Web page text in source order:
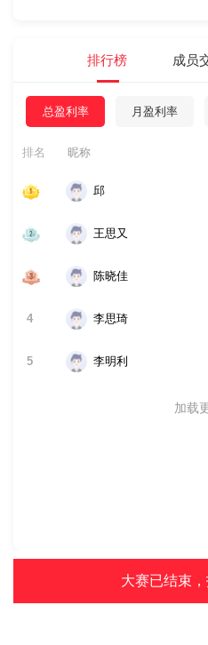
排行榜 成员
总盈利率 月盈利率
排名 昵称
邱
王思又
陈晓佳
4 李思琦
5 李明利
加载
大赛已结束